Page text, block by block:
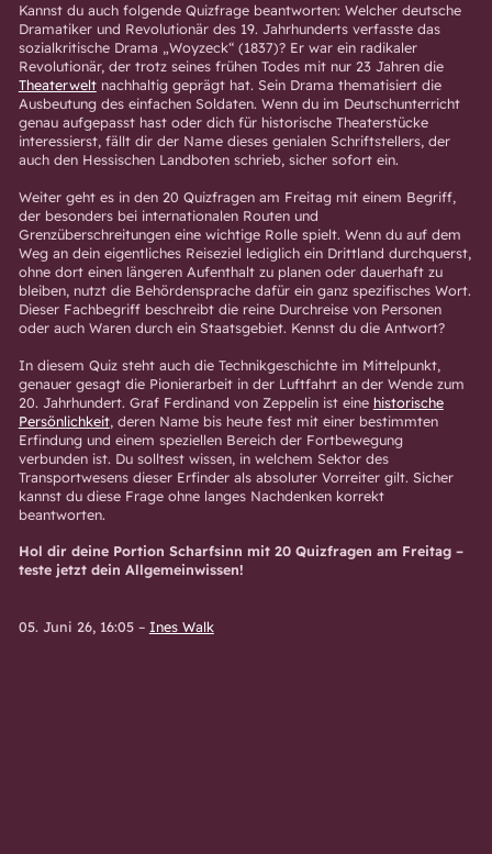
Kannst du auch folgende Quizfrage beantworten: Welcher deutsche
Dramatiker und Revolutionär des 19. Jahrhunderts verfasste das
sozialkritische Drama „Woyzeck“ (1837)? Er war ein radikaler
Revolutionär, der trotz seines frühen Todes mit nur 23 Jahren die
Theaterweltnachhaltig geprägt hat. Sein Drama thematisiert die
Ausbeutung des einfachen Soldaten. Wenn du im Deutschunterricht
genau aufgepasst hast oder dich für historische Theaterstücke
interessierst, fällt dir der Name dieses genialen Schriftstellers, der
auch den Hessischen Landboten schrieb, sicher sofort ein.
Weiter geht es in den 20 Quizfragen am Freitag mit einem Begriff,
der besonders bei internationalen Routen und
Grenzüberschreitungen eine wichtige Rolle spielt. Wenn du auf dem
Weg an dein eigentliches Reiseziel lediglich ein Drittland durchquerst,
ohne dort einen längeren Aufenthalt zu planen oder dauerhaft zu
bleiben, nutzt die Behördensprache dafür ein ganz spezifisches Wort.
Dieser Fachbegriff beschreibt die reine Durchreise von Personen
oder auch Waren durch ein Staatsgebiet. Kennst du die Antwort?
In diesem Quiz steht auch die Technikgeschichte im Mittelpunkt,
genauer gesagt die Pionierarbeit in der Luftfahrt an der Wende zum
20. Jahrhundert. Graf Ferdinand von Zeppelin ist eine historische
Persönlichkeit, deren Name bis heute fest mit einer bestimmten
Erfindung und einem speziellen Bereich der Fortbewegung
verbunden ist. Du solltest wissen, in welchem Sektor des
Transportwesens dieser Erfinder als absoluter Vorreiter gilt. Sicher
kannst du diese Frage ohne langes Nachdenken korrekt
beantworten.
Hol dir deine Portion Scharfsinn mit 20 Quizfragen am Freitag –
teste jetzt dein Allgemeinwissen!
05. Juni 26, 16:05– Ines Walk